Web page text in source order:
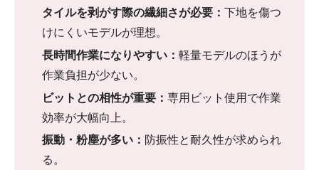
タイルを剥がす際の繊細さが必要： 下地を傷つ
けにくいモデルが理想。
長時間作業になりやすい： 軽量モデルのほうが
作業負担が少ない。
ビットとの相性が重要： 専用ビット使用で作業
効率が大幅向上。
振動・粉塵が多い： 防振性と耐久性が求められ
る。